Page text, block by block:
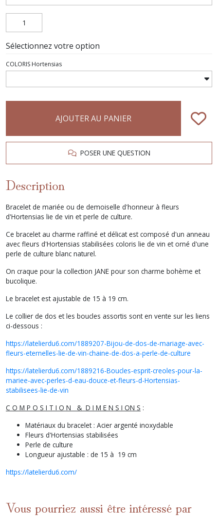
Sélectionnez votre option
COLORIS Hortensias
AJOUTER AU PANIER
POSER UNE QUESTION
Description
Bracelet de mariée ou de demoiselle d'honneur à fleurs
d'Hortensias lie de vin et perle de culture.
Ce bracelet au charme raffiné et délicat est composé d'un anneau
avec fleurs d'Hortensias stabilisées coloris lie de vin et orné d'une
perle de culture blanc naturel.
On craque pour la collection JANE pour son charme bohème et
bucolique.
Le bracelet est ajustable de 15 à 19 cm.
Le collier de dos et les boucles assortis sont en vente sur les liens
ci-dessous :
https://latelierdu6.com/1889207-Bijou-de-dos-de-mariage-avec-
fleurs-eternelles-lie-de-vin-chaine-de-dos-a-perle-de-culture
https://latelierdu6.com/1889216-Boucles-esprit-creoles-pour-la-
mariee-avec-perles-d-eau-douce-et-fleurs-d-Hortensias-
stabilisees-lie-de-vin
C O M P O S I T I O N & D I M E N S I ON S :
Matériaux du bracelet : Acier argenté inoxydable
Fleurs d'Hortensias stabilisées
Perle de culture
Longueur ajustable : de 15 à 19 cm
https://latelierdu6.com/
Vous pourriez aussi être intéressé par